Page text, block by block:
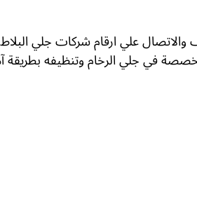
والاتصال علي ارقام شركات جلي
في جلي الرخام وتنظيفه بطريقة